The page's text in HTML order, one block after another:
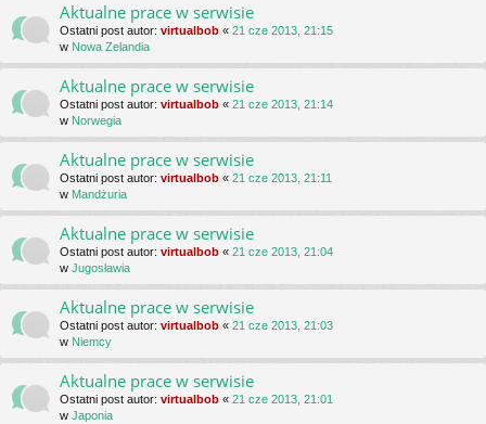
Aktualne prace w serwisie
Ostatni post autor: virtualbob « 21 cze 2013, 21:15
w Nowa Zelandia
Aktualne prace w serwisie
Ostatni post autor: virtualbob « 21 cze 2013, 21:14
w Norwegia
Aktualne prace w serwisie
Ostatni post autor: virtualbob « 21 cze 2013, 21:11
w Mandżuria
Aktualne prace w serwisie
Ostatni post autor: virtualbob « 21 cze 2013, 21:04
w Jugosławia
Aktualne prace w serwisie
Ostatni post autor: virtualbob « 21 cze 2013, 21:03
w Niemcy
Aktualne prace w serwisie
Ostatni post autor: virtualbob « 21 cze 2013, 21:01
w Japonia